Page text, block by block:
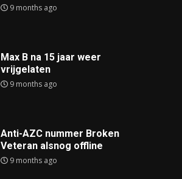
9 months ago
Max B na 15 jaar weer
vrijgelaten
9 months ago
Anti-AZC nummer Broken
Veteran alsnog offline
9 months ago